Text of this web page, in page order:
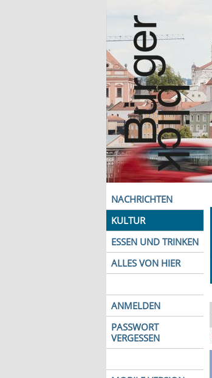
NACHRICHTEN
KULTUR
ESSEN UND TRINKEN
ALLES VON HIER
ANMELDEN
PASSWORT
VERGESSEN